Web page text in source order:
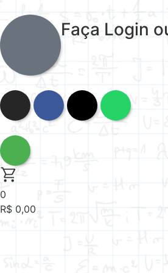
Faça Login
0
R$ 0,00